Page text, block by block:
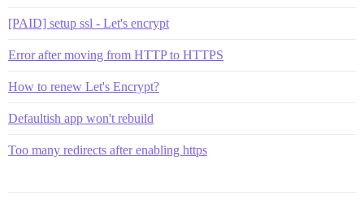
[PAID] setup ssl - Let's encrypt
Error after moving from HTTP to HTTPS
How to renew Let's Encrypt?
Defaultish app won't rebuild
Too many redirects after enabling https